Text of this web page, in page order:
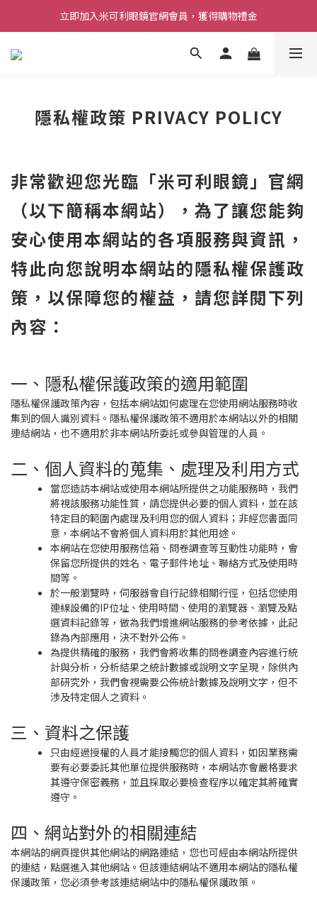
立即加入米可利眼鏡官網會員，獲得購物禮金
隱私權政策 PRIVACY POLICY
非常歡迎您光臨「米可利眼鏡」官網
（以下簡稱本網站），為了讓您能夠
安心使用本網站的各項服務與資訊，
特此向您說明本網站的隱私權保護政
策，以保障您的權益，請您詳閱下列
內容：
一、隱私權保護政策的適用範圍
隱私權保護政策內容，包括本網站如何處理在您使用網站服務時收
集到的個人識別資料。隱私權保護政策不適用於本網站以外的相關
連結網站，也不適用於非本網站所委託或參與管理的人員。
二、個人資料的蒐集、處理及利用方式
當您造訪本網站或使用本網站所提供之功能服務時，我們
將視該服務功能性質，請您提供必要的個人資料，並在該
特定目的範圍內處理及利用您的個人資料；非經您書面同
意，本網站不會將個人資料用於其他用途。
本網站在您使用服務信箱、問卷調查等互動性功能時，會
保留您所提供的姓名、電子郵件地址、聯絡方式及使用時
間等。
於一般瀏覽時，伺服器會自行記錄相關行徑，包括您使用
連線設備的IP位址、使用時間、使用的瀏覽器、瀏覽及點
選資料記錄等，做為我們增進網站服務的參考依據，此記
錄為內部應用，決不對外公佈。
為提供精確的服務，我們會將收集的問卷調查內容進行統
計與分析，分析結果之統計數據或說明文字呈現，除供內
部研究外，我們會視需要公佈統計數據及說明文字，但不
涉及特定個人之資料。
三、資料之保護
只由經過授權的人員才能接觸您的個人資料，如因業務需
要有必要委託其他單位提供服務時，本網站亦會嚴格要求
其遵守保密義務，並且採取必要檢查程序以確定其將確實
遵守。
四、網站對外的相關連結
本網站的網頁提供其他網站的網路連結，您也可經由本網站所提供
的連結，點選進入其他網站。但該連結網站不適用本網站的隱私權
保護政策，您必須參考該連結網站中的隱私權保護政策。